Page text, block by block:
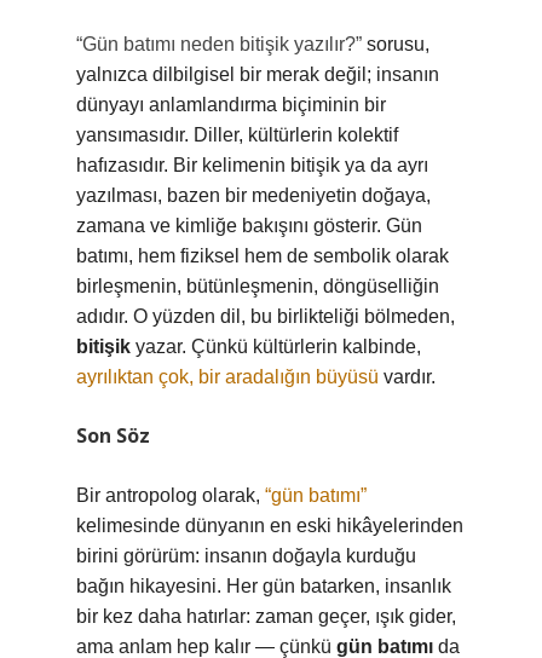
“Gün batımı neden bitişik yazılır?” sorusu,
yalnızca dilbilgisel bir merak değil; insanın
dünyayı anlamlandırma biçiminin bir
yansımasıdır. Diller, kültürlerin kolektif
hafızasıdır. Bir kelimenin bitişik ya da ayrı
yazılması, bazen bir medeniyetin doğaya,
zamana ve kimliğe bakışını gösterir. Gün
batımı, hem fiziksel hem de sembolik olarak
birleşmenin, bütünleşmenin, döngüselliğin
adıdır. O yüzden dil, bu birlikteliği bölmeden,
bitişik yazar. Çünkü kültürlerin kalbinde,
ayrılıktan çok, bir aradalığın büyüsü vardır.
Son Söz
Bir antropolog olarak, “gün batımı”
kelimesinde dünyanın en eski hikâyelerinden
birini görürüm: insanın doğayla kurduğu
bağın hikayesini. Her gün batarken, insanlık
bir kez daha hatırlar: zaman geçer, ışık gider,
ama anlam hep kalır — çünkü gün batımı da